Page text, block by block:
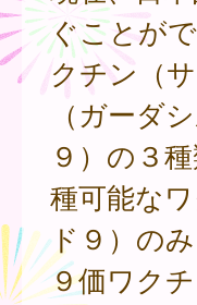
ぐことが
クチン（
（ガーダ
９）の３
種可能な
ド９）のみ
９価ワク